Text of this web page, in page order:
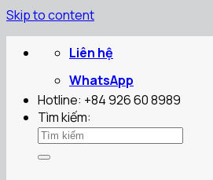
Skip to content
Liên hệ
WhatsApp
Hotline: +84 926 60 8989
Tìm kiếm: